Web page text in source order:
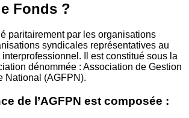
Fonds ?
paritairement par les organisations
syndicales représentatives au
Il est constitué sous la
dénommée : Association de Gestion
National (AGFPN).
de l’AGFPN est composée :